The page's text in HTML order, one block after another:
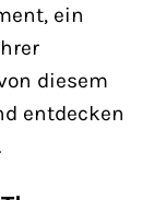
ein
diesem
entdecken